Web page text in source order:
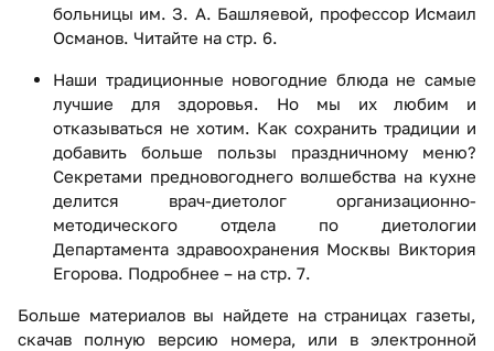
больницы им. З. А. Башляевой, профессор Исмаил
Османов. Читайте на стр. 6.
Наши традиционные новогодние блюда не самые
лучшие для здоровья. Но мы их любим и
отказываться не хотим. Как сохранить традиции и
добавить больше пользы праздничному меню?
Секретами предновогоднего волшебства на кухне
делится врач-диетолог организационно-
методического отдела по диетологии
Департамента здравоохранения Москвы Виктория
Егорова. Подробнее – на стр. 7.
Больше материалов вы найдете на страницах газеты,
скачав полную версию номера, или в электронной